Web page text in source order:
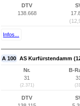
DTV
138.668
Infos...
A 100 AS Kurfürstendamm
Nr.
31
(2.371)
B-
31
DTV